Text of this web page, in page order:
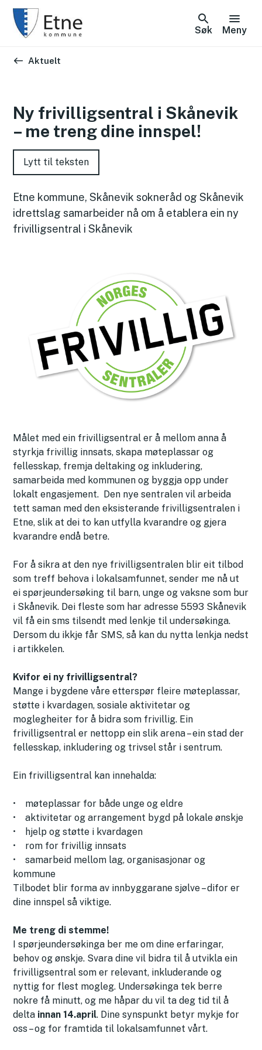
Søk Meny
Du er her:
Aktuelt
Ny frivilligsentral i Skånevik
– me treng dine innspel!
Lytt til teksten
Etne kommune, Skånevik sokneråd og Skånevik
idrettslag samarbeider nå om å etablera ein ny
frivilligsentral i Skånevik
Målet med ein frivilligsentral er å mellom anna å
styrkja frivillig innsats, skapa møteplassar og
fellesskap, fremja deltaking og inkludering,
samarbeida med kommunen og byggja opp under
lokalt engasjement. Den nye sentralen vil arbeida
tett saman med den eksisterande frivilligsentralen i
Etne, slik at dei to kan utfylla kvarandre og gjera
kvarandre endå betre.
For å sikra at den nye frivilligsentralen blir eit tilbod
som treff behova i lokalsamfunnet, sender me nå ut
ei spørjeundersøking til barn, unge og vaksne som bur
i Skånevik. Dei fleste som har adresse 5593 Skånevik
vil få ein sms tilsendt med lenkje til undersøkinga.
Dersom du ikkje får SMS, så kan du nytta lenkja nedst
i artikkelen.
Kvifor ei ny frivilligsentral?
Mange i bygdene våre etterspør fleire møteplassar,
støtte i kvardagen, sosiale aktivitetar og
moglegheiter for å bidra som frivillig. Ein
frivilligsentral er nettopp ein slik arena – ein stad der
fellesskap, inkludering og trivsel står i sentrum.
Ein frivilligsentral kan innehalda:
• møteplassar for både unge og eldre
• aktivitetar og arrangement bygd på lokale ønskje
• hjelp og støtte i kvardagen
• rom for frivillig innsats
• samarbeid mellom lag, organisasjonar og
kommune
Tilbodet blir forma av innbyggarane sjølve – difor er
dine innspel så viktige.
Me treng di stemme!
I spørjeundersøkinga ber me om dine erfaringar,
behov og ønskje. Svara dine vil bidra til å utvikla ein
frivilligsentral som er relevant, inkluderande og
nyttig for flest mogleg. Undersøkinga tek berre
nokre få minutt, og me håpar du vil ta deg tid til å
delta innan 14.april. Dine synspunkt betyr mykje for
oss – og for framtida til lokalsamfunnet vårt.